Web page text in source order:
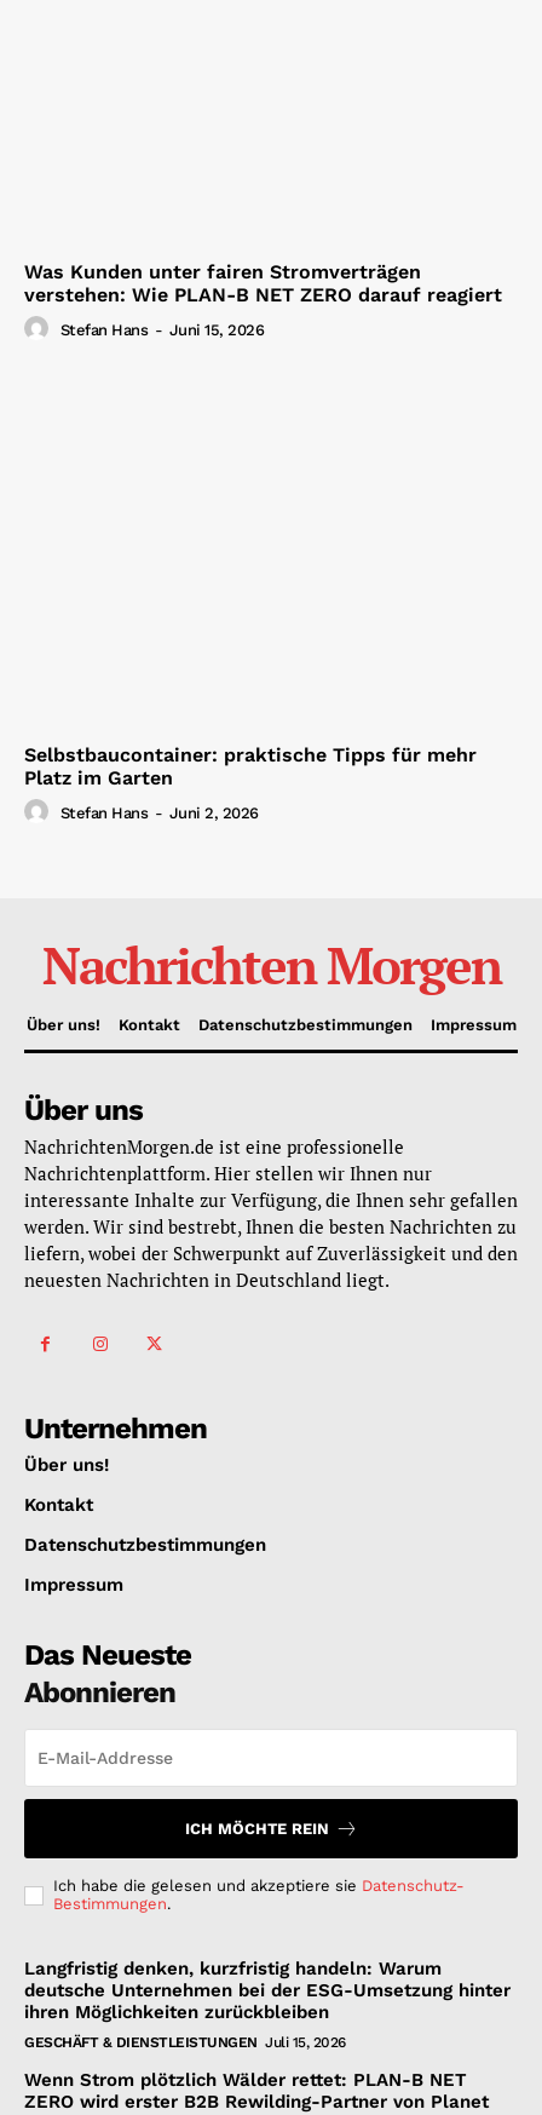
Was Kunden unter fairen Stromverträgen
verstehen: Wie PLAN-B NET ZERO darauf reagiert
Stefan Hans - Juni 15, 2026
Selbstbaucontainer: praktische Tipps für mehr
Platz im Garten
Stefan Hans - Juni 2, 2026
Nachrichten Morgen
Über uns! Kontakt Datenschutzbestimmungen Impressum
Über uns
NachrichtenMorgen.de ist eine professionelle
Nachrichtenplattform. Hier stellen wir Ihnen nur
interessante Inhalte zur Verfügung, die Ihnen sehr gefallen
werden. Wir sind bestrebt, Ihnen die besten Nachrichten zu
liefern, wobei der Schwerpunkt auf Zuverlässigkeit und den
neuesten Nachrichten in Deutschland liegt.
Unternehmen
Über uns!
Kontakt
Datenschutzbestimmungen
Impressum
Das Neueste
Abonnieren
ICH MÖCHTE REIN
Ich habe die gelesen und akzeptiere sie Datenschutz-
Bestimmungen.
Langfristig denken, kurzfristig handeln: Warum
deutsche Unternehmen bei der ESG-Umsetzung hinter
ihren Möglichkeiten zurückbleiben
GESCHÄFT & DIENSTLEISTUNGEN Juli 15, 2026
Wenn Strom plötzlich Wälder rettet: PLAN-B NET
ZERO wird erster B2B Rewilding-Partner von Planet